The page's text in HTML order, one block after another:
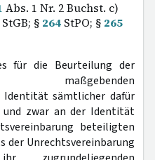
Abs. 1 Nr. 2 Buchst. c)
StGB; § 264 StPO; § 265
für die Beurteilung der
maßgebenden
Identität sämtlicher dafür
und zwar an der Identität
beteiligten
der Unrechtsvereinbarung